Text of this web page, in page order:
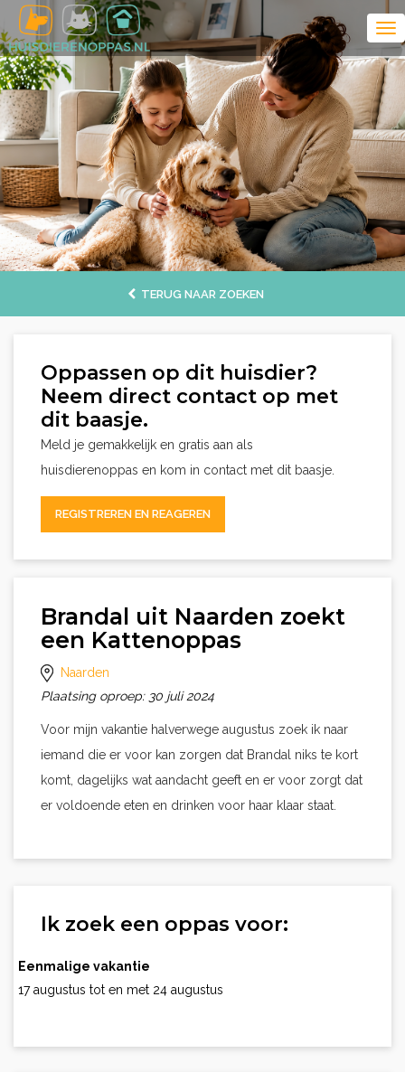
TERUG NAAR ZOEKEN
Oppassen op dit huisdier?
Neem direct contact op met
dit baasje.
Meld je gemakkelijk en gratis aan als
huisdierenoppas en kom in contact met dit baasje.
REGISTREREN EN REAGEREN
Brandal uit Naarden zoekt
een Kattenoppas
Naarden
Plaatsing oproep: 30 juli 2024
Voor mijn vakantie halverwege augustus zoek ik naar
iemand die er voor kan zorgen dat Brandal niks te kort
komt, dagelijks wat aandacht geeft en er voor zorgt dat
er voldoende eten en drinken voor haar klaar staat.
Ik zoek een oppas voor:
Eenmalige vakantie
17 augustus tot en met 24 augustus